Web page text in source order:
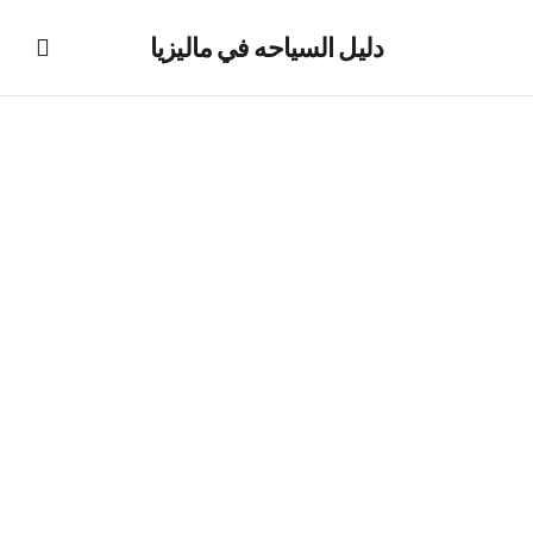
دليل السياحه في ماليزيا